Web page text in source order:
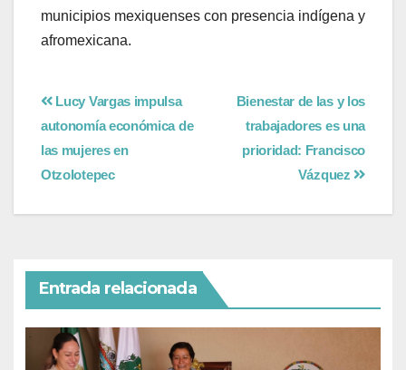
municipios mexiquenses con presencia indígena y
afromexicana.
Bienestar de las y los
trabajadores es una
prioridad: Francisco
Vázquez
Lucy Vargas impulsa
autonomía económica de
las mujeres en
Otzolotepec
Entrada relacionada